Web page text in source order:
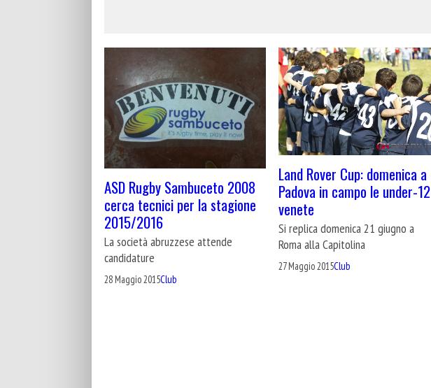
ASD Rugby Sambuceto 2008
cerca tecnici per la stagione
2015/2016
La società abruzzese attende
candidature
28 Maggio 2015Club
Land Rover Cup: domenica a
Padova in campo le under-12
venete
Si replica domenica 21 giugno a
Roma alla Capitolina
27 Maggio 2015Club